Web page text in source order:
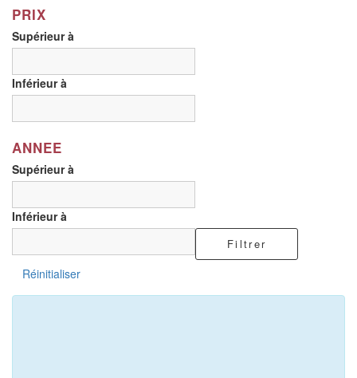
PRIX
Supérieur à
Inférieur à
ANNEE
Supérieur à
Inférieur à
Filtrer
Réinitialiser